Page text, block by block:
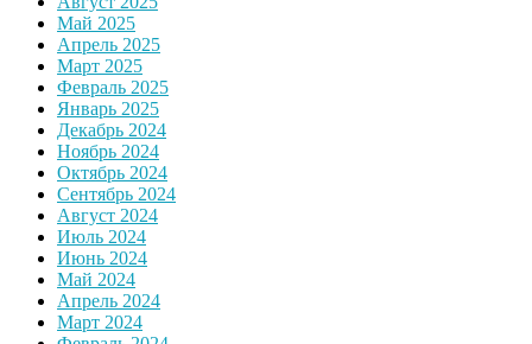
Май 2025
Апрель 2025
Март 2025
Февраль 2025
Январь 2025
Декабрь 2024
Ноябрь 2024
Октябрь 2024
Сентябрь 2024
Август 2024
Июль 2024
Июнь 2024
Май 2024
Апрель 2024
Март 2024